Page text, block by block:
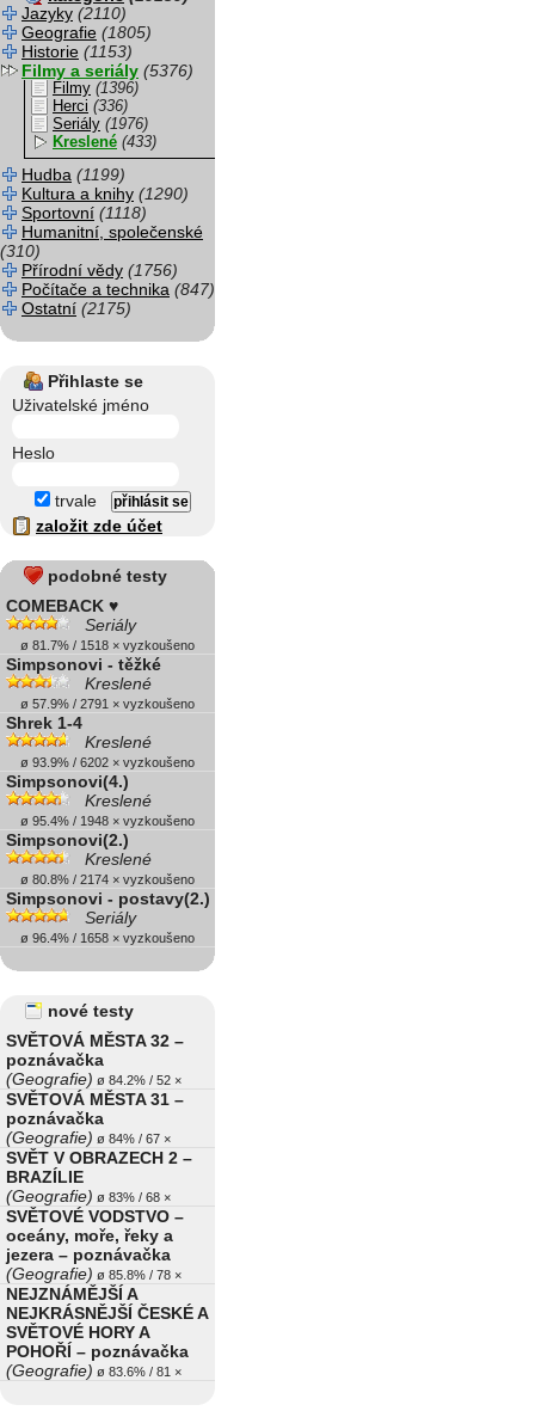
Jazyky (2110)
Geografie (1805)
Historie (1153)
Filmy a seriály (5376)
Filmy (1396)
Herci (336)
Seriály (1976)
Kreslené (433)
Hudba (1199)
Kultura a knihy (1290)
Sportovní (1118)
Humanitní, společenské
(310)
Přírodní vědy (1756)
Počítače a technika (847)
Ostatní (2175)
Přihlaste se
Uživatelské jméno
Heslo
trvale
založit zde účet
podobné testy
COMEBACK ♥
Seriály
ø 81.7% / 1518 × vyzkoušeno
Simpsonovi - těžké
Kreslené
ø 57.9% / 2791 × vyzkoušeno
Shrek 1-4
Kreslené
ø 93.9% / 6202 × vyzkoušeno
Simpsonovi(4.)
Kreslené
ø 95.4% / 1948 × vyzkoušeno
Simpsonovi(2.)
Kreslené
ø 80.8% / 2174 × vyzkoušeno
Simpsonovi - postavy(2.)
Seriály
ø 96.4% / 1658 × vyzkoušeno
nové testy
SVĚTOVÁ MĚSTA 32 –
poznávačka
(Geografie) ø 84.2% / 52 ×
SVĚTOVÁ MĚSTA 31 –
poznávačka
(Geografie) ø 84% / 67 ×
SVĚT V OBRAZECH 2 –
BRAZÍLIE
(Geografie) ø 83% / 68 ×
SVĚTOVÉ VODSTVO –
oceány, moře, řeky a
jezera – poznávačka
(Geografie) ø 85.8% / 78 ×
NEJZNÁMĚJŠÍ A
NEJKRÁSNĚJŠÍ ČESKÉ A
SVĚTOVÉ HORY A
POHOŘÍ – poznávačka
(Geografie) ø 83.6% / 81 ×